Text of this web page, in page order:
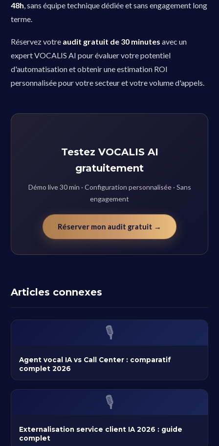
48h, sans équipe technique dédiée et sans engagement long
terme.
Réservez votre audit gratuit de 30 minutes avec un
expert VOCALIS AI pour évaluer votre potentiel
d'automatisation et obtenir une estimation ROI
personnalisée pour votre secteur et votre volume d'appels.
Testez VOCALIS AI
gratuitement
Démo live 30 min · Configuration personnalisée · Sans
engagement
Réserver mon audit gratuit →
Articles connexes
🎙️
Agent vocal IA vs Call Center : comparatif
complet 2026
🎙️
Externalisation service client IA 2026 : guide
complet